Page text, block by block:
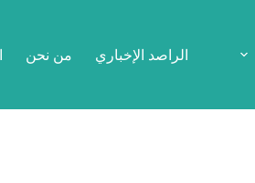
الراصد الإخباري من نحن